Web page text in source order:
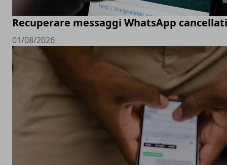
Recuperare messaggi WhatsApp
01/08/2026